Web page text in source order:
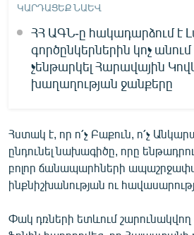
ԿԱՐԴԱՑԵՔ ՆԱԵՎ
ՀՀ ԱԳՆ-ը հակադարձում է
գործընկերներին կոչ
չենթարկել Հարավային
խաղաղության ջանքերը
Հստակ է, որ ո՛չ Բաքուն, ո՛չ
ընդունել նախագիծը, որը
բոլոր ճանապարհների
ինքնիշխանության ու
Փակ դռների ետևում շարունակվող